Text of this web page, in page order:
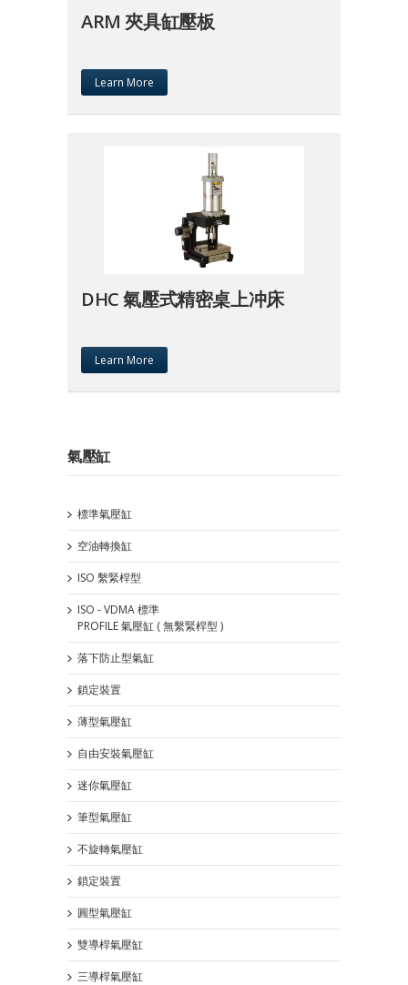
ARM 夾具缸壓板
Learn More
DHC 氣壓式精密桌上冲床
Learn More
氣壓缸
標準氣壓缸
空油轉換缸
ISO 繫緊桿型
ISO - VDMA 標準
PROFILE 氣壓缸 ( 無繫緊桿型 )
落下防止型氣缸
鎖定裝置
薄型氣壓缸
自由安裝氣壓缸
迷你氣壓缸
筆型氣壓缸
不旋轉氣壓缸
鎖定裝置
圓型氣壓缸
雙導桿氣壓缸
三導桿氣壓缸